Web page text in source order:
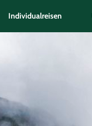
Individualreisen